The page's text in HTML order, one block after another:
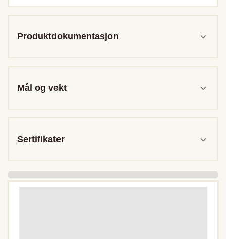
Produktdokumentasjon
Mål og vekt
Sertifikater